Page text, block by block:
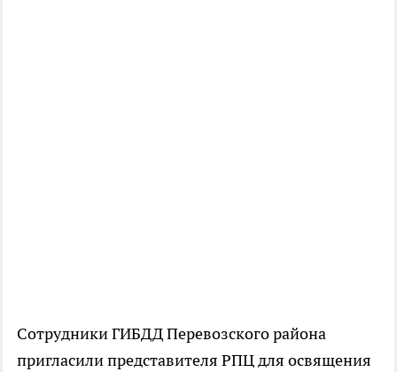
Сотрудники ГИБДД Перевозского района
пригласили представителя РПЦ для освящения